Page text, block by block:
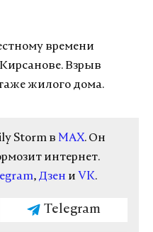
времени
Взрыв
жилого дома.
Storm в MAX. Он
интернет.
, Дзен и VK.
Telegram